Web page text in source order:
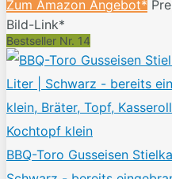
Zum Amazon Angebot*
Bild-Link*
Bestseller Nr. 14
BBQ-Toro Gusseisen